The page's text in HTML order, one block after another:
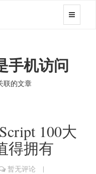
手机访问
联的文章
100大
得拥有
暂无评论
|